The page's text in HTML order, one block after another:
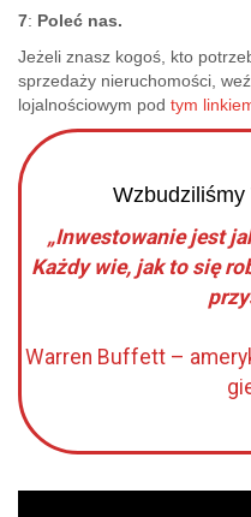
7: Poleć nas.
Jeżeli znasz kogoś, kto
sprzedaży nieruchomości,
lojalnościowym pod tym
„Inwestowanie jest
Każdy wie, jak to się
Warren Buffett –